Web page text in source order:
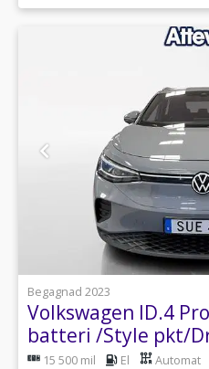
1
Begagnad 2023
Volkswagen ID.4
batteri /Style pkt/
15 500 mil El Automat